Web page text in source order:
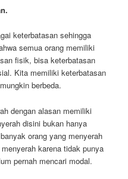
keterbatasan sehingga
semua orang memiliki
fisik, bisa keterbatasan
Kita memiliki keterbatasan
berbeda.
dengan alasan memiliki
disini bukan hanya
orang yang menyerah
karena tidak punya
pernah mencari modal.